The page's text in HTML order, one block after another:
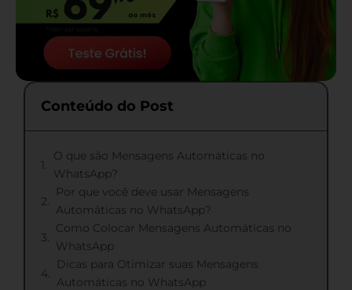
Conteúdo do Post
O que são Mensagens Automáticas no
WhatsApp?
Por que você deve usar Mensagens
Automáticas no WhatsApp?
Como Colocar Mensagens Automáticas no
WhatsApp
Dicas para Otimizar suas Mensagens
Automáticas no WhatsApp